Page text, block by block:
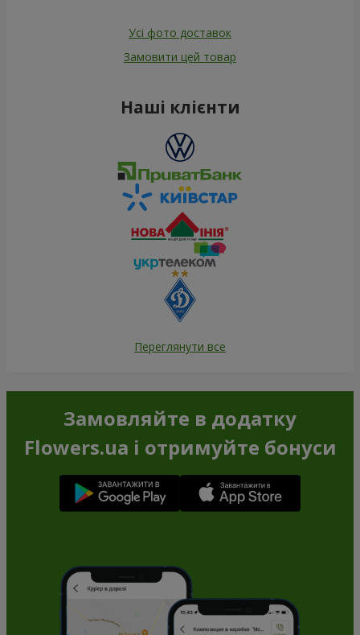
Усі фото доставок
Замовити цей товар
Наші клієнти
Переглянути все
Замовляйте в додатку
Flowers.ua і отримуйте бонуси